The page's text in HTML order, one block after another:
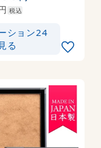
税込
ション24
る